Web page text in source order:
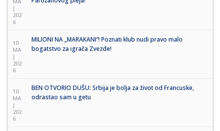
J
202
6
10
MA
J
202
6
MILIONI NA „MARAKANI“! Poznati klub nudi pravo malo
bogatstvo za igrača Zvezde!
10
MA
J
202
6
BEN OTVORIO DUŠU: Srbija je bolja za život od Francuske,
odrastao sam u getu